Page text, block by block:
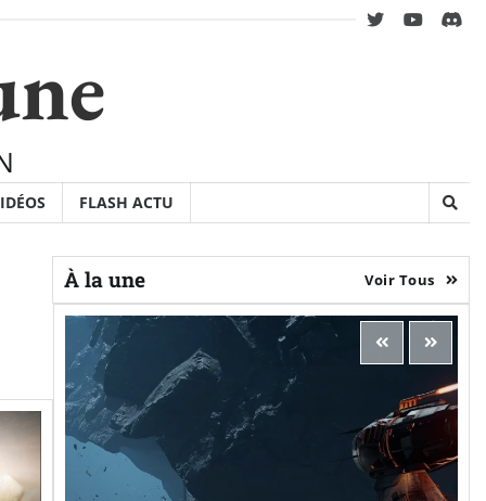
twitteryoutube
FLASH ACTU
À la une Voir Tous